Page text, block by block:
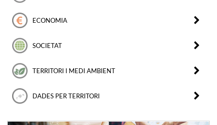
ECONOMIA
SOCIETAT
TERRITORI I MEDI AMBIENT
DADES PER TERRITORI